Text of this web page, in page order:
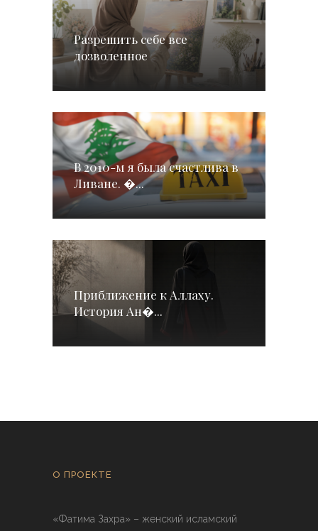
Разрешить себе все
дозволенное
В 2010-м я была счастлива в
Ливане. �...
Приближение к Аллаху.
История Ан�...
О ПРОЕКТЕ
«Фатима Захра» – женский исламский